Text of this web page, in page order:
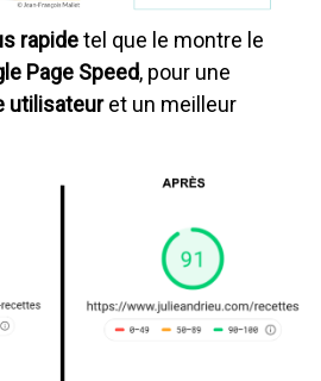
rapidetel que le montre le
Page Speed, pour une
utilisateuret un meilleur